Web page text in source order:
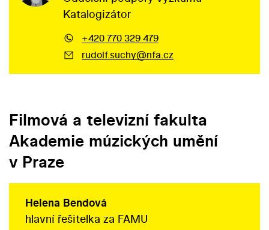
Katalogizátor
+420 770 329 479
rudolf.suchy@nfa.cz
Filmová a televizní fakulta
Akademie múzických umění
v Praze
Helena Bendová
hlavní řešitelka za FAMU